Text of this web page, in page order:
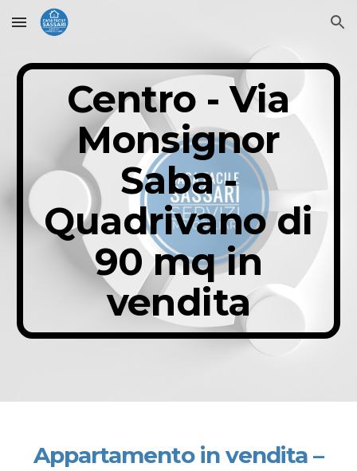
Skip to main content Skip to navigation
Centro - Via
Monsignor
Saba -
Quadrivano di
90 mq in
vendita
Appartamento in vendita –